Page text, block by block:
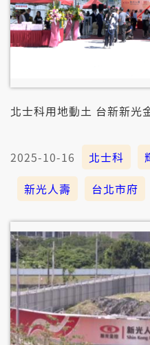
北士科用地動土 台新新光
2025-10-16 北士科
新光人壽
台北市府